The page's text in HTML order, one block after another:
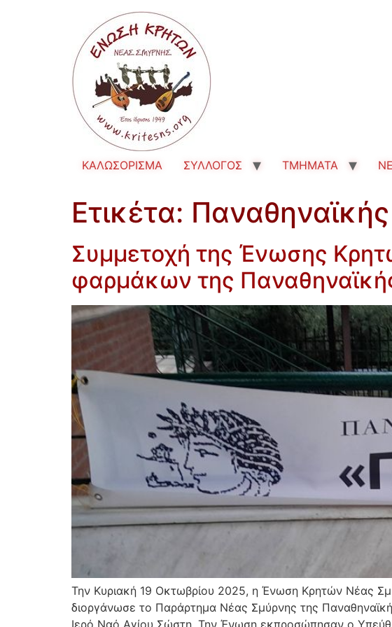
ΚΑΛΩΣΟΡΙΣΜΑ ΣΥΛΛΟΓΟΣ TMHMATA
Ετικέτα:
Συμμετοχή της Ένωσης
φαρμάκων της
Την Κυριακή 19 Οκτωβρίου 2025, η Ένωση Κρητών Νέας
διοργάνωσε το Παράρτημα Νέας Σμύρνης της
Ιερό Ναό Αγίου Σώστη. Την Ένωση εκπροσώπησαν ο